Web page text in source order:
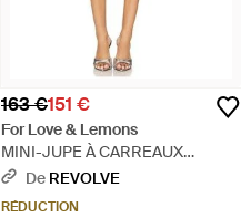
163 €151 €
For Love & Lemons
MINI-JUPE À CARREAUX
PAILLETÉS en White - Blanc
De REVOLVE
RÉDUCTION